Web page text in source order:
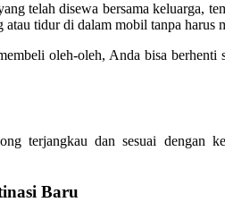
telah disewa bersama keluarga,
atau tidur di dalam mobil tanpa
oleh-oleh, Anda bisa
terjangkau dan sesuai dengan
Baru